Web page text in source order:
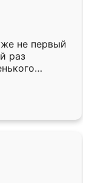
не первый
раз
второй раз
очень
из
здесь.